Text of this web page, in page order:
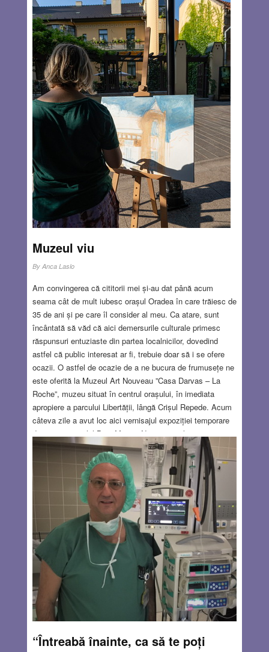
Grauenfels (2021). Fiecare poet traducător are selecția lui,
stilul propriu, limba sa ebraică și modul de folosire a
acesteia. Traducerile făcute de poeta Adina Rosenkranz-
Herșcovici reflectă gândirea și atașamentul ei pentru
creația eminesciană.
Read more…
JUL 27, 2023 4 COMMENTS
Muzeul viu
By Anca Laslo
Am convingerea că cititorii mei și-au dat până acum
seama cât de mult iubesc orașul Oradea în care trăiesc de
35 de ani și pe care îl consider al meu. Ca atare, sunt
încântată să văd că aici demersurile culturale primesc
răspunsuri entuziaste din partea localnicilor, dovedind
astfel că public interesat ar fi, trebuie doar să i se ofere
ocazii. O astfel de ocazie de a ne bucura de frumusețe ne
este oferită la Muzeul Art Nouveau ”Casa Darvas – La
Roche”, muzeu situat în centrul orașului, în imediata
apropiere a parcului Libertății, lângă Crișul Repede. Acum
câteva zile a avut loc aici vernisajul expoziției temporare
de pictură cu titlul Baia Mare – Natură și culoare”, care
reunește 16 pânze ale unor pictori evrei aparținând
celebrei Școli de pictură de la Baia Mare. Aceștia sunt:
Béla Iványi-Grünwald, József Klein, Sándor Ziffer, Dávid
Jándi, Márton Katz, Hugó Mund, Lazăr Zin (Singer), Pál
Imre Erdős și Endre Vadász, reprezentanți ai diferitelor
perioade de creație specifice grupului de pictori de la Baia
Mare. Fundația de Protejare a Monumentelor Istorice din
Județul Bihor (Oradea Heritage) și Muzeul Județean de
Artă ”Centrul Artistic Baia Mare” oferă orădenilor această
superbă posibilitate de a se bucura de câteva lucrări ale
unor pictori celebri, unul dintre ei numărându-se chiar
printre fondatorii Centrului Artistic Baia Mare, care a fost
înființat în 1896 și a devenit un fenomen artistic complex
și unic, funcționând până azi. Este vorba despre Béla
Iványi-Grünvawald a cărui lucrare cu titlul La târg
more…
“Întreabă înainte, ca să te poți